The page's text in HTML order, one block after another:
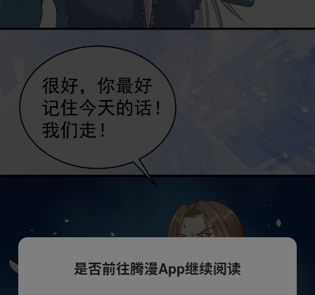
是否前往腾漫App继续阅读